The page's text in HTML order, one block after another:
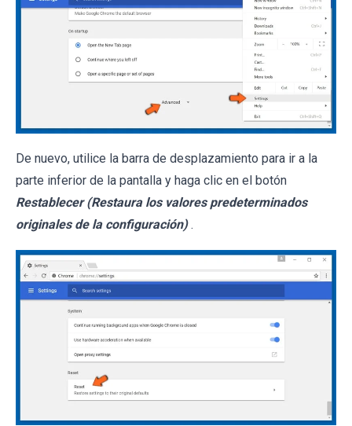
De nuevo, utilice la barra de desplazamiento para ir a la
parte inferior de la pantalla y haga clic en el botón
Restablecer (Restaura los valores predeterminados
originales de la configuración) .